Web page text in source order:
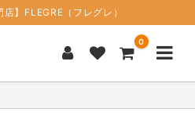
店】FLEGRE（フレグレ）
0